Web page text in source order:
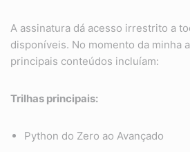
A assinatura dá acesso irrestrito a
disponíveis. No momento da minha
principais conteúdos incluíam:
Trilhas principais:
Python do Zero ao Avançado